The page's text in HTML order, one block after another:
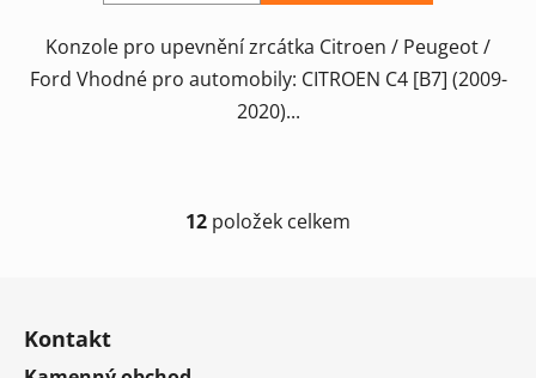
Konzole pro upevnění zrcátka Citroen / Peugeot /
Ford Vhodné pro automobily: CITROEN C4 [B7] (2009-
2020)...
O
12 položek celkem
Kontakt